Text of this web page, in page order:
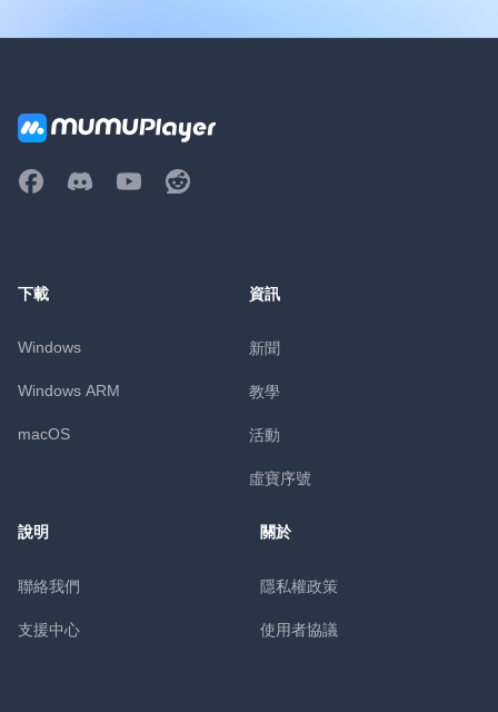
下載
Windows
Windows ARM
macOS
資訊
新聞
教學
活動
虛寶序號
說明
聯絡我們
支援中心
關於
隱私權政策
使用者協議